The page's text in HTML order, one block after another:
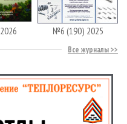
№6 (190) 2025
Все журналы